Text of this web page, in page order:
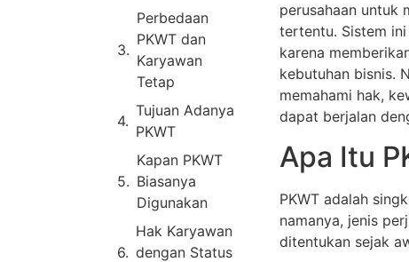
Perbedaan
PKWT dan
Karyawan
Tetap
Tujuan Adanya
PKWT
Kapan PKWT
Biasanya
Digunakan
Hak Karyawan
dengan Status
perusahaan untuk
tertentu. Sistem
karena
kebutuhan bisnis.
memahami hak,
dapat berjalan
Apa Itu
PKWT adalah
namanya, jenis
ditentukan sejak